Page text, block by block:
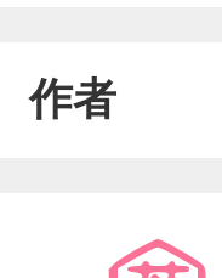
作者